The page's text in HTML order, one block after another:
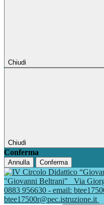
Chiudi
Chiudi
Conferma
Annulla Conferma
"Giovanni Beltrani"
Via
0883 956630 - email:
btee17500r@pec.istruzione.it